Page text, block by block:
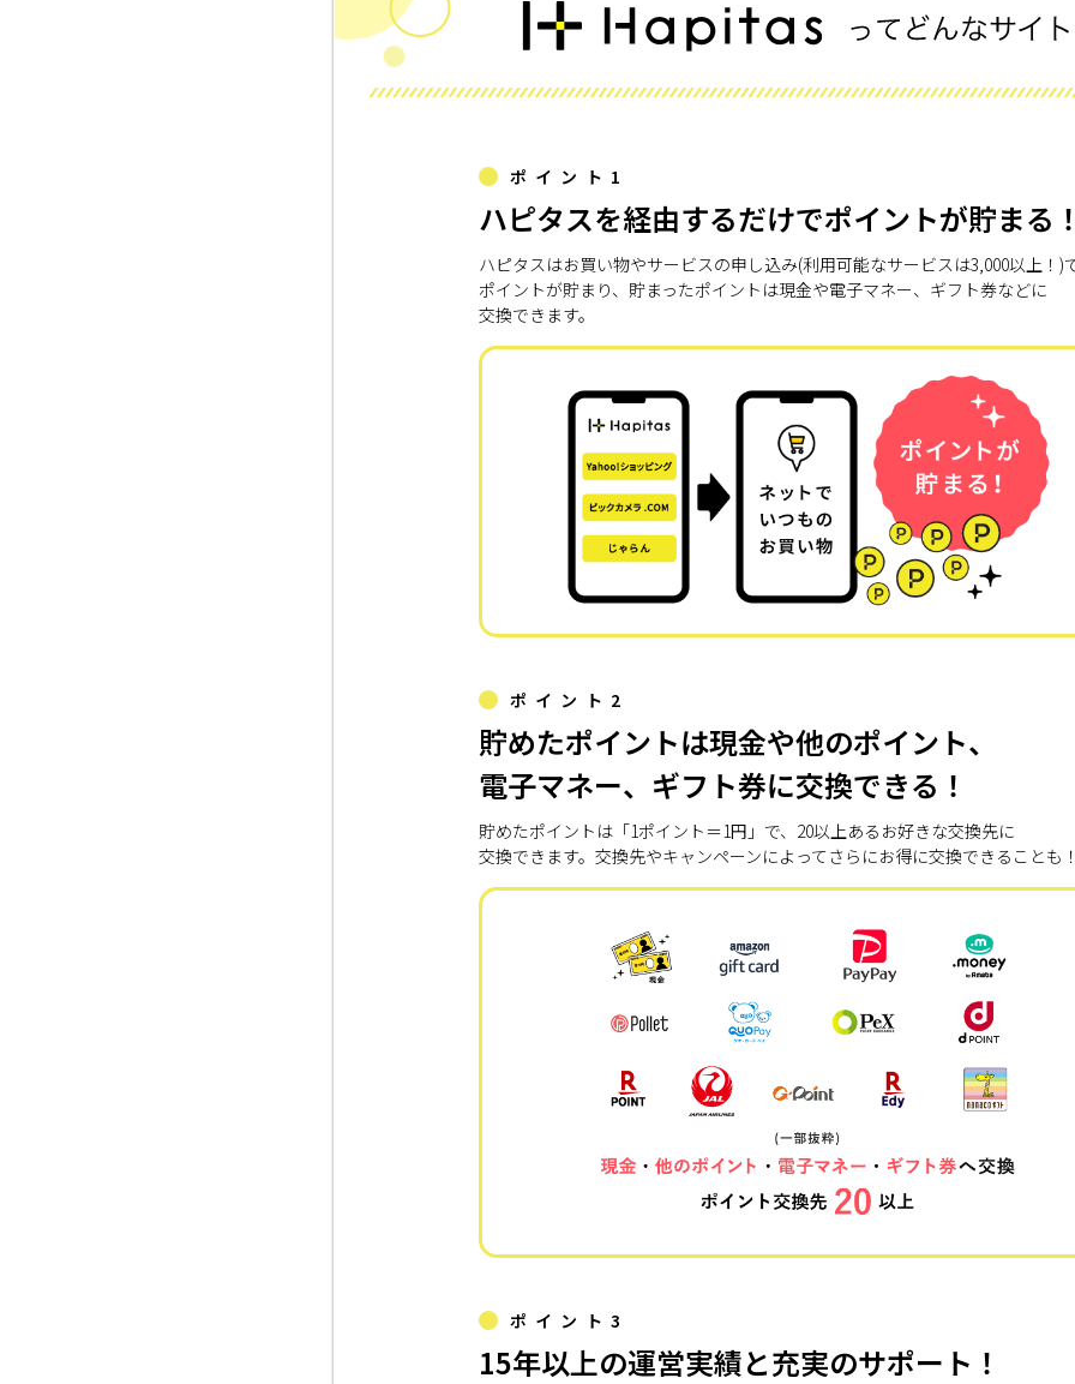
ポイント1
ハピタスを経由するだけでポイントが貯まる
ハピタスはお買い物やサービスの申し込み(利用可能なサービスは3,000以上！)
ポイントが貯まり、貯まったポイントは現金や電子マネー、ギフト券などに
交換できます。
ポイント2
貯めたポイントは現金や他のポイント、
電子マネー、ギフト券に交換できる！
貯めたポイントは「1ポイント＝1円」で、20以上あるお好きな交換先に
交換できます。交換先やキャンペーンによってさらにお得に交換できることも
ポイント3
15年以上の運営実績と充実のサポート！